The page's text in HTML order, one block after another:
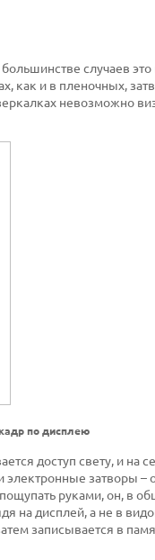
случаев
как и в пленочных,
невозможно
по дисплею
доступ свету, и на
электронные затворы –
руками, он, в
на дисплей, а не в
записывается в